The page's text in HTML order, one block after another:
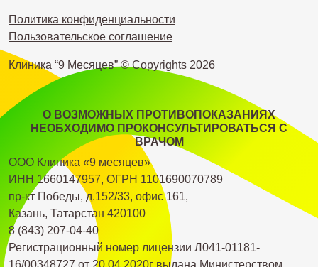
Клиника “9 Месяцев” © Copyrights 2026
Политика конфиденциальности
Пользовательское соглашение
О ВОЗМОЖНЫХ ПРОТИВОПОКАЗАНИЯХ
НЕОБХОДИМО ПРОКОНСУЛЬТИРОВАТЬСЯ С
ВРАЧОМ
ООО Клиника «9 месяцев»
ИНН 1660147957, ОГРН 1101690070789
пр-кт Победы, д.152/33, офис 161,
Казань, Татарстан 420100
8 (843) 207-04-40
Регистрационный номер лицензии Л041-01181-
16/00348727 от 20.04.2020г выдана Министерством